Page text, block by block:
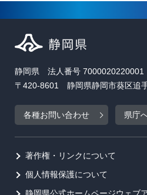
静岡県 法人番号 7000020220001
〒420-8601 静岡県静岡市葵区追
各種お問い合わせ 県庁
著作権・リンクについて
個人情報保護について